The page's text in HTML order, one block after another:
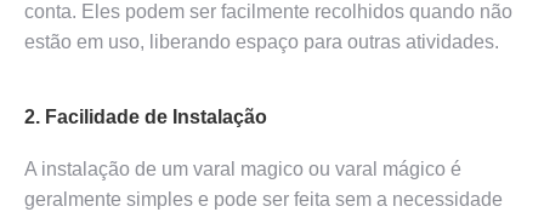
conta. Eles podem ser facilmente recolhidos quando não
estão em uso, liberando espaço para outras atividades.
2. Facilidade de Instalação
A instalação de um varal magico ou varal mágico é
geralmente simples e pode ser feita sem a necessidade